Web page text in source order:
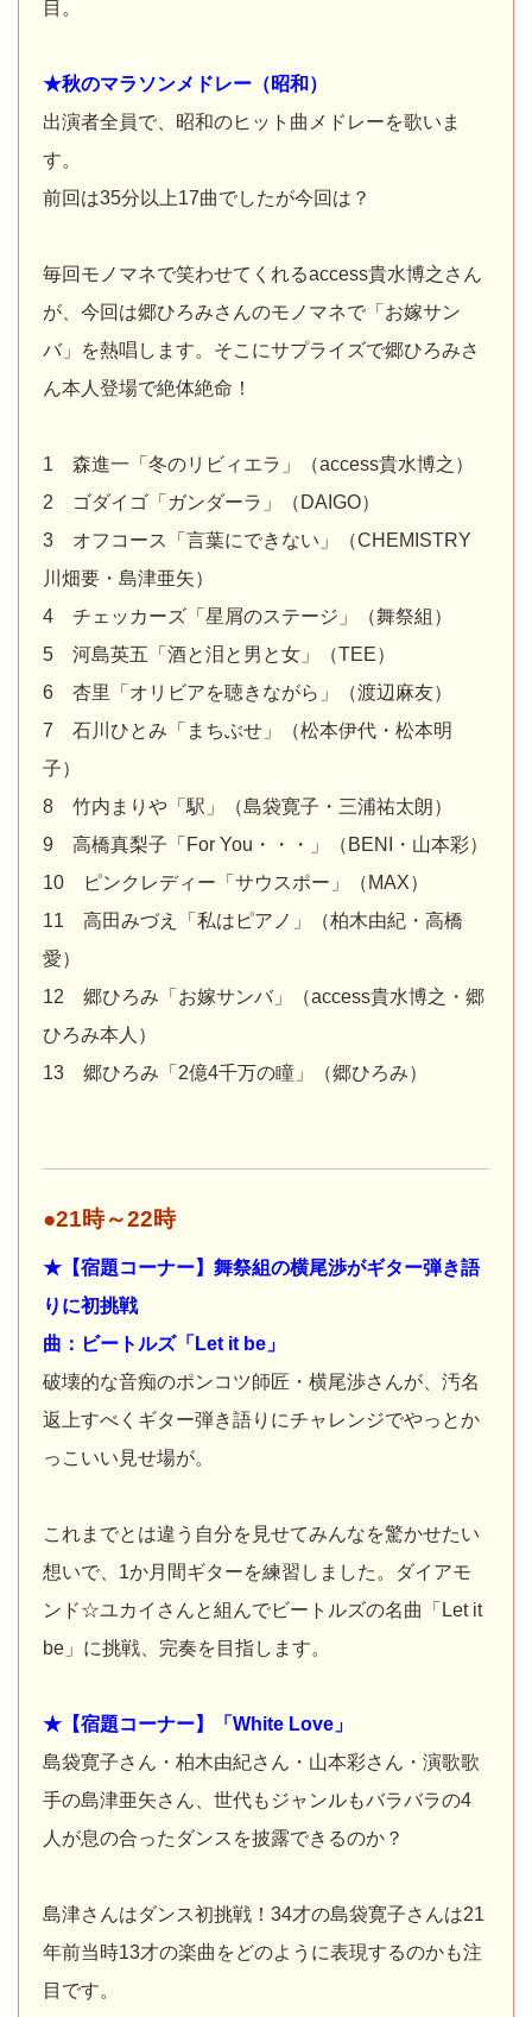
目。
★秋のマラソンメドレー（昭和）
出演者全員で、昭和のヒット曲メドレーを歌いま
す。
前回は35分以上17曲でしたが今回は？
毎回モノマネで笑わせてくれるaccess貴水博之さん
が、今回は郷ひろみさんのモノマネで「お嫁サン
バ」を熱唱します。そこにサプライズで郷ひろみさ
ん本人登場で絶体絶命！
1 森進一「冬のリビィエラ」（access貴水博之）
2 ゴダイゴ「ガンダーラ」（DAIGO）
3 オフコース「言葉にできない」（CHEMISTRY
川畑要・島津亜矢）
4 チェッカーズ「星屑のステージ」（舞祭組）
5 河島英五「酒と泪と男と女」（TEE）
6 杏里「オリビアを聴きながら」（渡辺麻友）
7 石川ひとみ「まちぶせ」（松本伊代・松本明
子）
8 竹内まりや「駅」（島袋寛子・三浦祐太朗）
9 高橋真梨子「For You・・・」（BENI・山本彩）
10 ピンクレディー「サウスポー」（MAX）
11 高田みづえ「私はピアノ」（柏木由紀・高橋
愛）
12 郷ひろみ「お嫁サンバ」（access貴水博之・郷
ひろみ本人）
13 郷ひろみ「2億4千万の瞳」（郷ひろみ）
●21時～22時
★【宿題コーナー】舞祭組の横尾渉がギター弾き語
りに初挑戦
曲：ビートルズ「Let it be」
破壊的な音痴のポンコツ師匠・横尾渉さんが、汚名
返上すべくギター弾き語りにチャレンジでやっとか
っこいい見せ場が。
これまでとは違う自分を見せてみんなを驚かせたい
想いで、1か月間ギターを練習しました。ダイアモ
ンド☆ユカイさんと組んでビートルズの名曲「Let it
be」に挑戦、完奏を目指します。
★【宿題コーナー】「White Love」
島袋寛子さん・柏木由紀さん・山本彩さん・演歌歌
手の島津亜矢さん、世代もジャンルもバラバラの4
人が息の合ったダンスを披露できるのか？
島津さんはダンス初挑戦！34才の島袋寛子さんは21
年前当時13才の楽曲をどのように表現するのかも注
目です。